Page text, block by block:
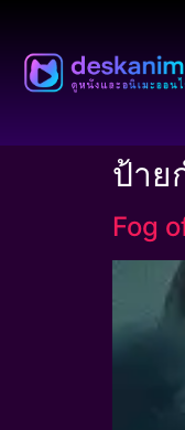
ป้าย
Fog